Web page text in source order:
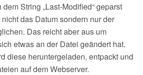
String „Last-Modified“ geparst
das Datum sondern nur der
Das reicht aber aus um
etwas an der Datei geändert hat.
diese heruntergeladen, entpackt und
auf dem Webserver.